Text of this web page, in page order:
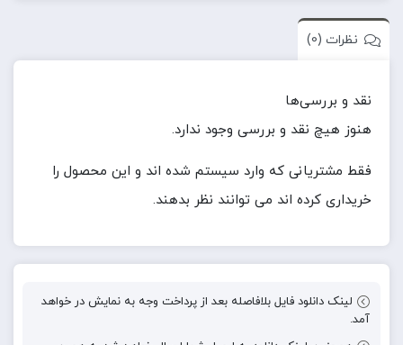
نظرات (0)
نقد و بررسی‌ها
هنوز هیچ نقد و بررسی وجود ندارد.
فقط مشتریانی که وارد سیستم شده اند و این محصول را
خریداری کرده اند می توانند نظر بدهند.
لینک دانلود فایل بلافاصله بعد از پرداخت وجه به نمایش در خواهد
آمد.